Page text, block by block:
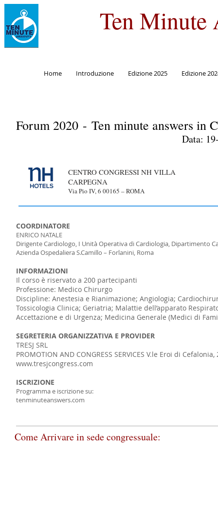
Ten Minute
Home Introduzione Edizione 2025 Edizione
Forum 2020 - Ten minute answers in
Data:
CENTRO CONGRESSI NH VILLA
CARPEGNA
Via Pio IV, 6 00165 – ROMA
COORDINATORE
ENRICO NATALE
Dirigente Cardiologo, I Unità Operativa di Cardiologia, Dipartimento
Azienda Ospedaliera S.Camillo – Forlanini, Roma
INFORMAZIONI
Il corso è riservato a 200 partecipanti
Professione: Medico Chirurgo
Discipline: Anestesia e Rianimazione; Angiologia;
Tossicologia Clinica; Geriatria; Malattie dell’apparato
Accettazione e di Urgenza; Medicina Generale (Medici di
SEGRETERIA ORGANIZZATIVA E PROVIDER
TRESJ SRL
PROMOTION AND CONGRESS SERVICES V.le Eroi di
www.tresjcongress.com
ISCRIZIONE
Programma e iscrizione su:
tenminuteanswers.com
Come Arrivare in sede congressuale: